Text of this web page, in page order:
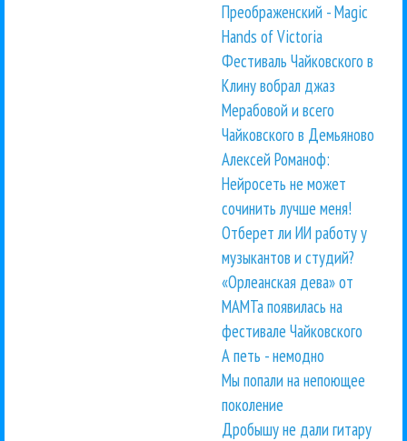
Преображенский - Magic
Hands of Victoria
Фестиваль Чайковского в
Клину вобрал джаз
Мерабовой и всего
Чайковского в Демьяново
Алексей Романоф:
Нейросеть не может
сочинить лучше меня!
Отберет ли ИИ работу у
музыкантов и студий?
«Орлеанская дева» от
МАМТа появилась на
фестивале Чайковского
А петь - немодно
Мы попали на непоющее
поколение
Дробышу не дали гитару